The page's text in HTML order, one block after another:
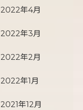
2022年4月
2022年3月
2022年2月
2022年1月
2021年12月